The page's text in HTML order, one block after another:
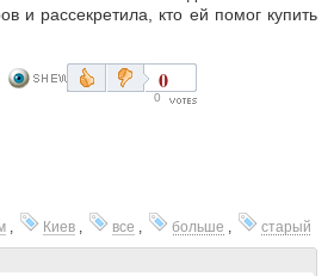
и рассекретила, кто ей помог купить
0
0
, Киев , все , больше ,
старый